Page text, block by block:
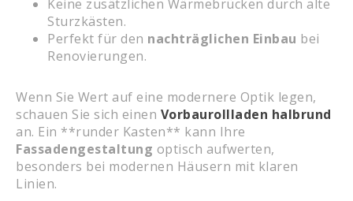
Keine zusätzlichen Wärmebrücken durch alte
Sturzkästen.
Perfekt für den nachträglichen Einbau bei
Renovierungen.
Wenn Sie Wert auf eine modernere Optik legen,
schauen Sie sich einen Vorbaurollladen halbrund
an. Ein **runder Kasten** kann Ihre
Fassadengestaltung optisch aufwerten,
besonders bei modernen Häusern mit klaren
Linien.